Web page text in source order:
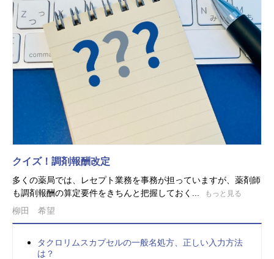
クイズ！調剤報酬改定
多くの薬局では、レセプト業務を事務が担っていますが、薬剤師
も調剤報酬の算定要件をきちんと把握しておく...
もっと見る
柳田 希望
タクロリムスカプセルの一般名処方、正しい入力方法
は？